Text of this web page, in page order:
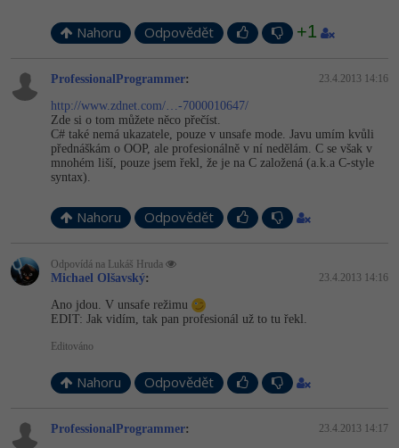
Nahoru Odpovědět +1
ProfessionalProgrammer: 23.4.2013 14:16
http://www.zdnet.com/…-7000010647/
Zde si o tom můžete něco přečíst.
C# také nemá ukazatele, pouze v unsafe mode. Javu umím kvůli
přednáškám o OOP, ale profesionálně v ní nedělám. C se však v
mnohém liší, pouze jsem řekl, že je na C založená (a.k.a C-style
syntax).
Nahoru Odpovědět
Odpovídá na Lukáš Hruda
Michael Olšavský: 23.4.2013 14:16
Ano jdou. V unsafe režimu
EDIT: Jak vidím, tak pan profesionál už to tu řekl.
Editováno
Nahoru Odpovědět
ProfessionalProgrammer: 23.4.2013 14:17